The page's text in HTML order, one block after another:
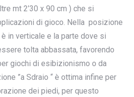
mt 2’30 x 90 cm ) che si
di gioco. Nella posizione
è in verticale e la parte dove si
tolta abbassata, favorendo
giochi di esibizionismo o da
”a Sdraio “ è ottima infine per
dei piedi, per questo